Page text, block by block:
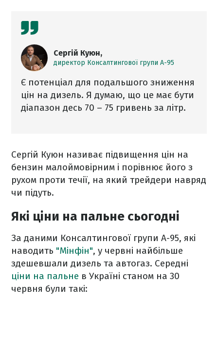
Сергій Куюн,
директор Консалтингової групи А-95
Є потенціал для подальшого зниження
цін на дизель. Я думаю, що це має бути
діапазон десь 70 – 75 гривень за літр.
Сергій Куюн називає підвищення цін на
бензин малоймовірним і порівнює його з
рухом проти течії, на який трейдери навряд
чи підуть.
Які ціни на пальне сьогодні
За даними Консалтингової групи А-95, які
наводить "Мінфін", у червні найбільше
здешевшали дизель та автогаз. Середні
ціни на пальне в Україні станом на 30
червня були такі: